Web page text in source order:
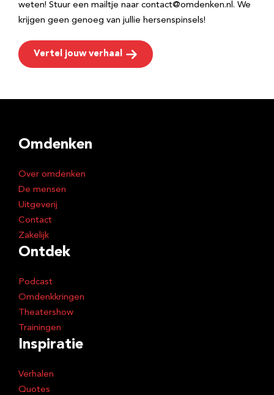
weten! Stuur een mailtje naar contact@omdenken.nl. We
krijgen geen genoeg van jullie hersenspinsels!
Vertel jouw verhaal
Omdenken
Over omdenken
De mensen
Uitgeverij
Contact
Zakelijk
Ontdek
Podcast
Omdenkkringen
Theatershow
Trainingen
Inspiratie
Verhalen
Quotes